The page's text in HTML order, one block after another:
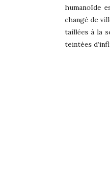
humanoïde
changé de
taillées à la
teintées